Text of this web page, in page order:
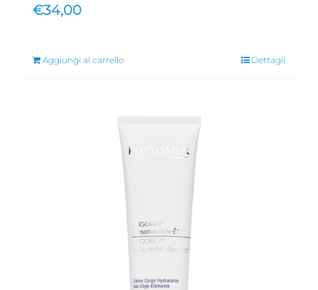
€34,00
Aggiungi al carrello Dettagli